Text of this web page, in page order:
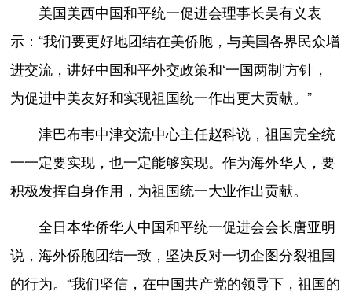
美国美西中国和平统一促进会理事长吴有义表
示：“我们要更好地团结在美侨胞，与美国各界民众增
进交流，讲好中国和平外交政策和‘一国两制’方针，
为促进中美友好和实现祖国统一作出更大贡献。”
津巴布韦中津交流中心主任赵科说，祖国完全统
一一定要实现，也一定能够实现。作为海外华人，要
积极发挥自身作用，为祖国统一大业作出贡献。
全日本华侨华人中国和平统一促进会会长唐亚明
说，海外侨胞团结一致，坚决反对一切企图分裂祖国
的行为。“我们坚信，在中国共产党的领导下，祖国的